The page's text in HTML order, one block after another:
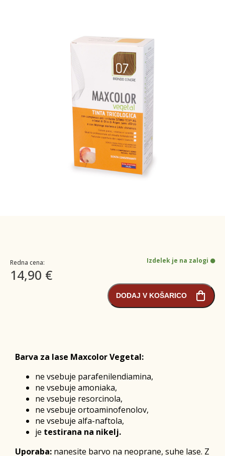
Redna cena:
14,90 €
Izdelek je na zalogi
DODAJ V KOŠARICO
Barva za lase Maxcolor Vegetal:
ne vsebuje parafenilendiamina,
ne vsebuje amoniaka,
ne vsebuje resorcinola,
ne vsebuje ortoaminofenolov,
ne vsebuje alfa-naftola,
je testirana na nikelj.
Uporaba: nanesite barvo na neoprane, suhe lase. Z